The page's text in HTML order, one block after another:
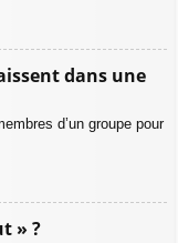
dans une
d’un groupe pour
» ?